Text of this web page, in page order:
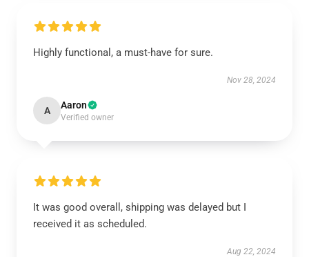
Highly functional, a must-have for sure.
Nov 28, 2024
A Aaron
Verified owner
It was good overall, shipping was delayed but I
received it as scheduled.
Aug 22, 2024